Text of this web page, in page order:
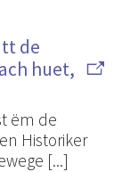
de
huet,
ëm de
Historiker
[...]